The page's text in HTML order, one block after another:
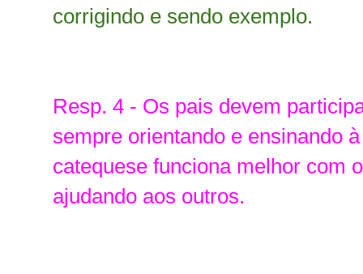
corrigindo e sendo exemplo.
Resp. 4 - Os pais devem
sempre orientando e ensinando
catequese funciona melhor com
ajudando aos outros.